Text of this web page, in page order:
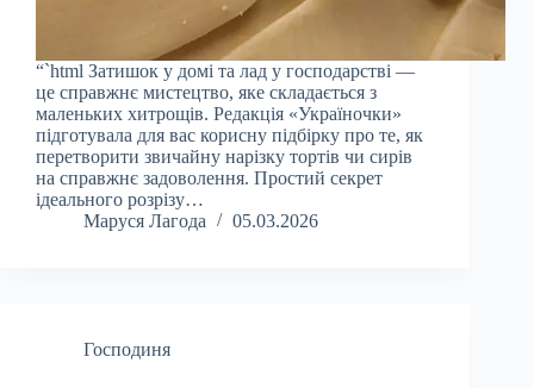
“`html Затишок у домі та лад у господарстві —
це справжнє мистецтво, яке складається з
маленьких хитрощів. Редакція «Україночки»
підготувала для вас корисну підбірку про те, як
перетворити звичайну нарізку тортів чи сирів
на справжнє задоволення. Простий секрет
ідеального розрізу…
Маруся Лагода
05.03.2026
Господиня